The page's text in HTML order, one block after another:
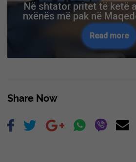
Në shtator pritet të ketë
nxënës më pak në
Read more
Share Now